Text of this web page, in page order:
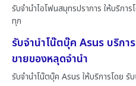
รับจำนำไอโฟนสมุทรปราการ ให้บริกา
ทุก
รับจำนำโน๊ตบุ๊ค Asus บริก
ขายของหลุดจำนำ
รับจำนำโน๊ตบุ๊ค Asus ให้บริการโดย